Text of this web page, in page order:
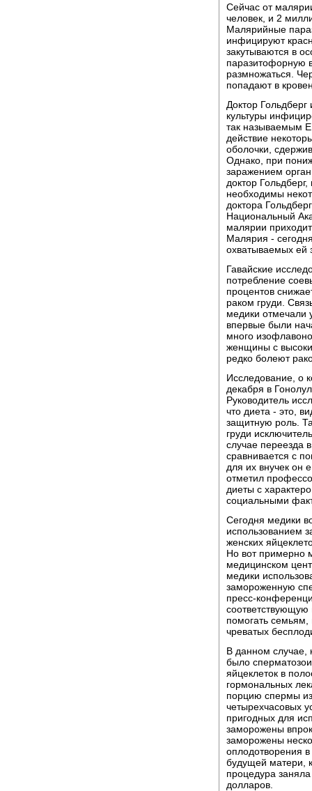
Сейчас от
человек, и 2
Малярийные
инфицируют
закутываются в
паразитофорную
размножаться.
попадают в
Доктор Гольдберг
культуры
так называемым Е
действие
оболочки,
Однако, при
заражением
доктор
необходимы
доктора
Национальный
малярии
Малярия -
охватываемых ей
Гавайские
потребление
процентов
раком груди.
медики отмечали
впервые были
много
женщины с
редко болеют
Исследование, о
декабря в
Руководитель
что диета - это,
защитную роль.
груди
случае переезда
сравнивается с
для их внучек он
отметил
диеты с
социальными
Сегодня медики
использованием
женских
Но вот примерно
медицинском
медики
замороженную
пресс-
соответствующую
помогать семьям,
чреватых
В данном случае,
было
яйцеклеток в
гормональных
порцию спермы из
четырехчасовых
пригодных для
заморожены
заморожены
оплодотворения
будущей матери,
процедура
долларов.